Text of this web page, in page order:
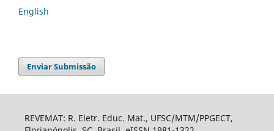
English
Enviar Submissão
REVEMAT: R. Eletr. Educ. Mat., UFSC/MTM/PPGECT,